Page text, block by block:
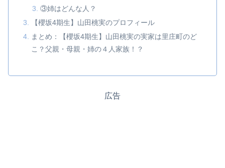
③姉はどんな人？
【櫻坂4期生】山田桃実のプロフィール
まとめ：【櫻坂4期生】山田桃実の実家は里庄町のど
こ？父親・母親・姉の４人家族！？
広告